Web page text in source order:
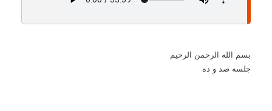
بسم الله الرحمن الرحيم
جلسه صد و ده